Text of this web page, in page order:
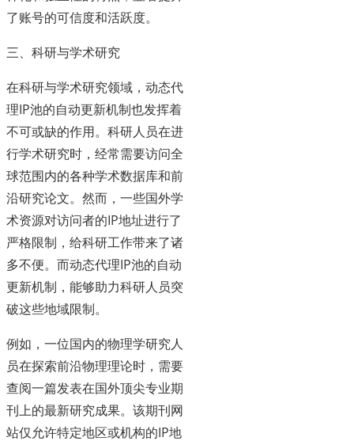
了账号的可信度和活跃度。
三、科研与学术研究
在科研与学术研究领域，动态代
理IP池的自动更新机制也发挥着
不可或缺的作用。科研人员在进
行学术研究时，经常需要访问全
球范围内的各种学术数据库和前
沿研究论文。然而，一些国外学
术资源对访问者的IP地址进行了
严格限制，给科研工作带来了诸
多不便。而动态代理IP池的自动
更新机制，能够助力科研人员突
破这些地域限制。
例如，一位国内的物理学研究人
员在探索前沿物理理论时，需要
查阅一篇发表在国外顶尖专业期
刊上的最新研究成果。该期刊网
站仅允许特定地区或机构的IP地